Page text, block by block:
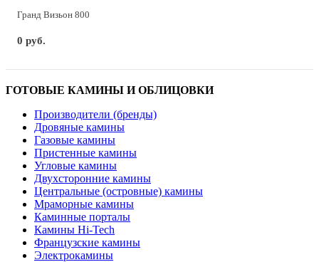
Гранд Визьон 800
0 руб.
ГОТОВЫЕ КАМИНЫ И ОБЛИЦОВКИ
Производители (бренды)
Дровяные камины
Газовые камины
Пристенные камины
Угловые камины
Двухсторонние камины
Центральные (островные) камины
Мраморные камины
Каминные порталы
Камины Hi-Tech
Французские камины
Электрокамины